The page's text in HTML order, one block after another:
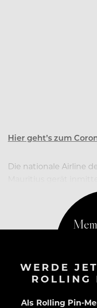
Hier geht’s zum
Die nationale Airline
WERDE
ROLLING
Als Rolling Pin-